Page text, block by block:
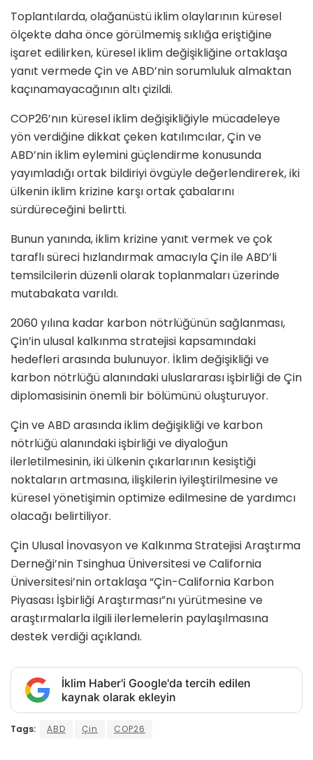
Toplantılarda, olağanüstü iklim olaylarının küresel
ölçekte daha önce görülmemiş sıklığa eriştiğine
işaret edilirken, küresel iklim değişikliğine ortaklaşa
yanıt vermede Çin ve ABD’nin sorumluluk almaktan
kaçınamayacağının altı çizildi.
COP26’nın küresel iklim değişikliğiyle mücadeleye
yön verdiğine dikkat çeken katılımcılar, Çin ve
ABD’nin iklim eylemini güçlendirme konusunda
yayımladığı ortak bildiriyi övgüyle değerlendirerek, iki
ülkenin iklim krizine karşı ortak çabalarını
sürdüreceğini belirtti.
Bunun yanında, iklim krizine yanıt vermek ve çok
taraflı süreci hızlandırmak amacıyla Çin ile ABD’li
temsilcilerin düzenli olarak toplanmaları üzerinde
mutabakata varıldı.
2060 yılına kadar karbon nötrlüğünün sağlanması,
Çin’in ulusal kalkınma stratejisi kapsamındaki
hedefleri arasında bulunuyor. İklim değişikliği ve
karbon nötrlüğü alanındaki uluslararası işbirliği de Çin
diplomasisinin önemli bir bölümünü oluşturuyor.
Çin ve ABD arasında iklim değişikliği ve karbon
nötrlüğü alanındaki işbirliği ve diyaloğun
ilerletilmesinin, iki ülkenin çıkarlarının kesiştiği
noktaların artmasına, ilişkilerin iyileştirilmesine ve
küresel yönetişimin optimize edilmesine de yardımcı
olacağı belirtiliyor.
Çin Ulusal İnovasyon ve Kalkınma Stratejisi Araştırma
Derneği’nin Tsinghua Üniversitesi ve California
Üniversitesi’nin ortaklaşa “Çin-California Karbon
Piyasası İşbirliği Araştırması”nı yürütmesine ve
araştırmalarla ilgili ilerlemelerin paylaşılmasına
destek verdiği açıklandı.
İklim Haber'i Google'da tercih edilen
kaynak olarak ekleyin
Tags: ABD Çin COP26